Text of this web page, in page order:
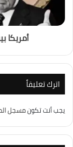
اترك تعليقاً
يجب أنت تكونمسجل